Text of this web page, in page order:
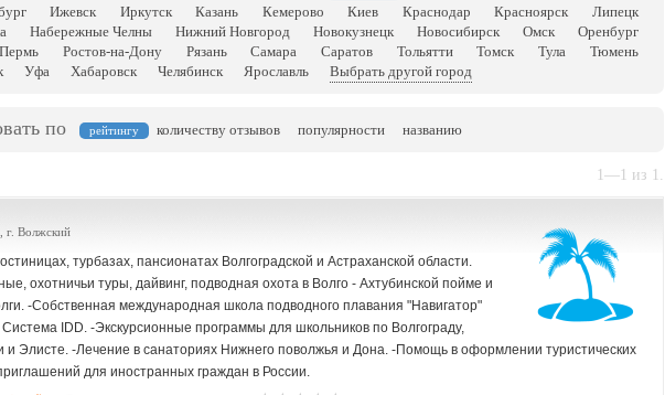
Ижевск Иркутск Казань Кемерово Киев Краснодар Красноярск
Липецк
Набережные Челны Нижний Новгород Новокузнецк Новосибирск Омск
Оренбург
Пермь Ростов-на-Дону Рязань Самара Саратов Тольятти Томск Тула
Тюмень
Уфа Хабаровск Челябинск Ярославль Выбрать другой город
по рейтингу количеству отзывов популярности названию
1—1 из 1.
г. Волжский
турбазах, пансионатах Волгоградской и Астраханской области.
охотничьи туры, дайвинг, подводная охота в Волго - Ахтубинской пойме и
-Собственная международная школа подводного плавания "Навигатор"
Система IDD. -Экскурсионные программы для школьников по Волгограду,
и Элисте. -Лечение в санаториях Нижнего поволжья и Дона. -Помощь в оформлении туристических
для иностранных граждан в России.